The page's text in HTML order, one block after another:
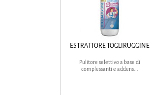
ESTRATTORE TOGLIRUGGINE
Pulitore selettivo a base di
complessanti e addens...